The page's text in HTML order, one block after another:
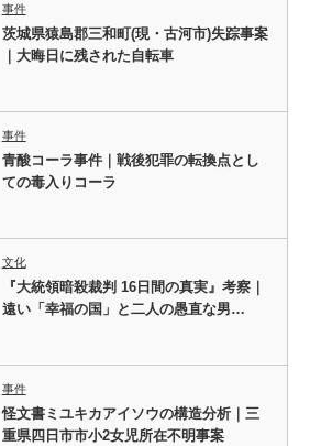
事件
茨城県猿島郡三和町(現・古河市)失踪事案
｜大晦日に残された自転車
事件
青酸コーラ事件｜戦後犯罪の転換点とし
ての毒入りコーラ
文化
『大統領暗殺裁判 16日間の真実』考察｜
遠い「幸福の国」と二人の愚直な男…
事件
怪文書ミユキカアイソウの構造分析｜三
重県四日市市小2女児所在不明事案